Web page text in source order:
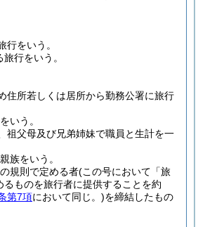
行をいう。
行をいう。
住所若しくは居所から勤務公署に旅行
いう。
祖父母及び兄弟姉妹で職員と生計を一
族をいう。
規則で定める者(この号において「旅
ものを旅行者に提供することを約
第7項において同じ。)を締結したもの